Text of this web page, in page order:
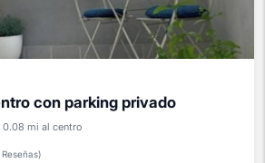
con parking privado
0.08 mi al centro
)
Balcón/Terraza
Aire acondicionado